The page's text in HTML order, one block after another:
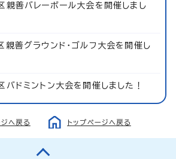
善バレーボール大会を開催しまし
善グラウンド・ゴルフ大会を開催し
ドミントン大会を開催しました！
へ戻る トップページへ戻る